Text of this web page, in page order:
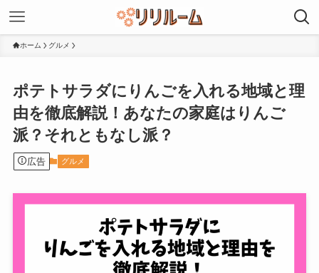
ホーム グルメ
ポテトサラダにりんごを入れる地域と理
由を徹底解説！あなたの家庭はりんご
派？それともなし派？
広告 グルメ